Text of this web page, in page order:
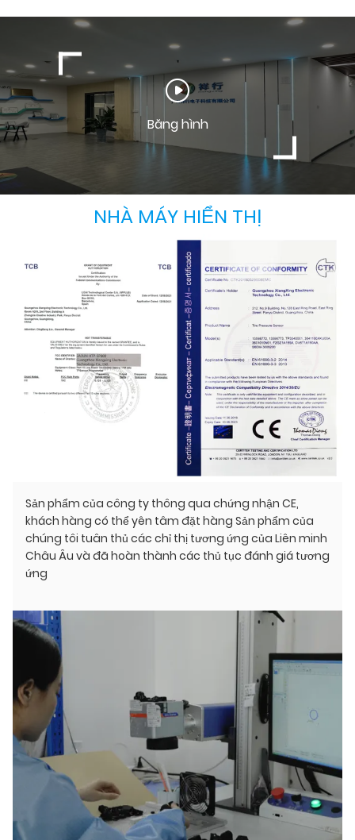
Băng hình
NHÀ MÁY HIỂN THỊ
Sản phẩm của công ty thông qua chứng nhận CE,
khách hàng có thể yên tâm đặt hàng Sản phẩm của
chúng tôi tuân thủ các chỉ thị tương ứng của Liên minh
Châu Âu và đã hoàn thành các thủ tục đánh giá tương
ứng